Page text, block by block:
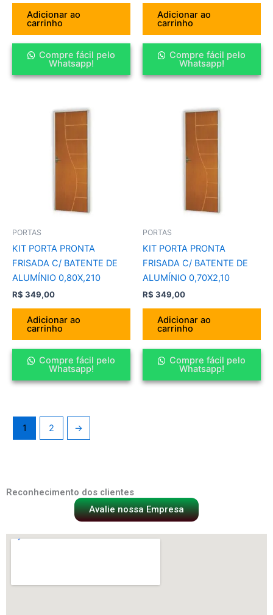
Adicionar ao
carrinho
Compre fácil pelo
Whatsapp!
Adicionar ao
carrinho
Compre fácil pelo
Whatsapp!
PORTAS
KIT PORTA PRONTA
FRISADA C/ BATENTE DE
ALUMÍNIO 0,80X,210
R$ 349,00
Adicionar ao
carrinho
Compre fácil pelo
Whatsapp!
PORTAS
KIT PORTA PRONTA
FRISADA C/ BATENTE DE
ALUMÍNIO 0,70X2,10
R$ 349,00
Adicionar ao
carrinho
Compre fácil pelo
Whatsapp!
1 2 →
Reconhecimento dos clientes
Avalie nossa Empresa